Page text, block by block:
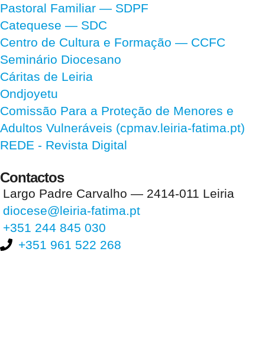
Pastoral Familiar — SDPF
Catequese — SDC
Centro de Cultura e Formação — CCFC
Seminário Diocesano
Cáritas de Leiria
Ondjoyetu
Comissão Para a Proteção de Menores e
Adultos Vulneráveis (cpmav.leiria-fatima.pt)
REDE - Revista Digital
Contactos
Largo Padre Carvalho — 2414-011 Leiria
diocese@leiria-fatima.pt
+351 244 845 030
+351 961 522 268